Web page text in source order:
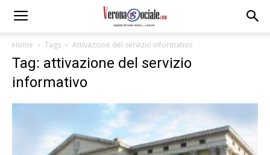
Home Tags Attivazione del servizio informativo
Tag: attivazione del servizio
informativo